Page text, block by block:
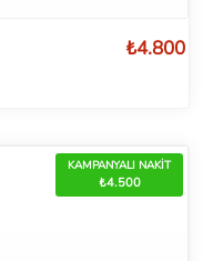
₺4.800
KAMPANYALI NAKİT
₺4.500